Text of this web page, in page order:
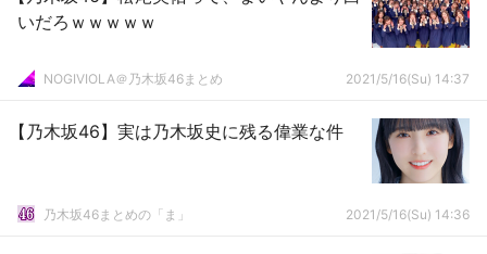
いだろｗｗｗｗｗ
NOGIVIOLA＠乃木坂46まとめ 2021/5/16(Su) 14:37
【乃木坂46】実は乃木坂史に残る偉業な件
乃木坂46まとめの「ま」 2021/5/16(Su) 14:36